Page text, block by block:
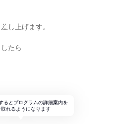
し上げます。
たら
るとプログラムの詳細案内を
取れるようになります